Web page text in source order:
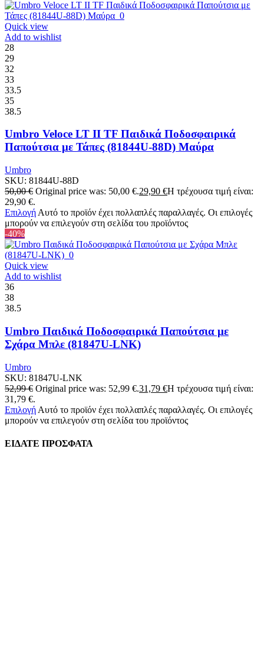
Quick view
Add to wishlist
28
29
32
33
33.5
35
38.5
Umbro Veloce LT II TF Παιδικά Ποδοσφαιρικά
Παπούτσια με Τάπες (81844U-88D) Μαύρα
Umbro
SKU: 81844U-88D
50,00€ Original price was: 50,00 €.29,90 €Η τρέχουσα τιμή είναι:
29,90 €.
Επιλογή Αυτό το προϊόν έχει πολλαπλές παραλλαγές. Οι επιλογές
μπορούν να επιλεγούν στη σελίδα του προϊόντος
-40%
Quick view
Add to wishlist
36
38
38.5
Umbro Παιδικά Ποδοσφαιρικά Παπούτσια με
Σχάρα Μπλε (81847U-LNK)
Umbro
SKU: 81847U-LNK
52,99€ Original price was: 52,99 €.31,79 €Η τρέχουσα τιμή είναι:
31,79 €.
Επιλογή Αυτό το προϊόν έχει πολλαπλές παραλλαγές. Οι επιλογές
μπορούν να επιλεγούν στη σελίδα του προϊόντος
ΕΙΔΑΤΕ ΠΡΟΣΦΑΤΑ